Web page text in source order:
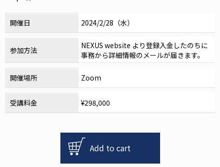
開催日 2024/2/28（水）
参加方法
NEXUS website より登録入金したのちに
事務から詳細情報のメールが届きます。
開催場所 Zoom
受講料金 ¥298,000
Add to cart